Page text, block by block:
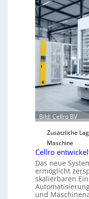
c
h
n
i
c
h
e
r
Ü
b
r
s
t
s
Bild: Cellro BV
Zusätzliche
Maschine
Cellro
Das neue
ermöglicht
skalierbaren
und